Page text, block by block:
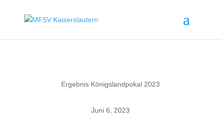
Ergebnis Königslandpokal 2023
Juni 6, 2023